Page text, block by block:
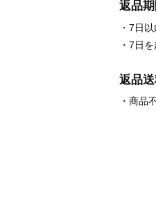
返品
・7日
・7日
返品
・商品